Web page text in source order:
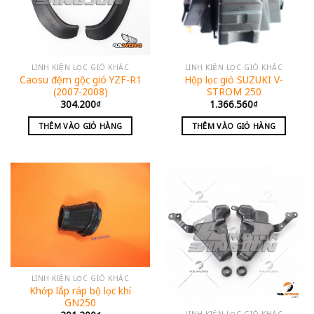
LINH KIỆN LỌC GIÓ KHÁC
Caosu đệm gộc gió YZF-R1
(2007-2008)
304.200₫
THÊM VÀO GIỎ HÀNG
LINH KIỆN LỌC GIÓ KHÁC
Hộp lọc gió SUZUKI V-
STROM 250
1.366.560₫
THÊM VÀO GIỎ HÀNG
LINH KIỆN LỌC GIÓ KHÁC
Khớp lắp ráp bộ lọc khí
GN250